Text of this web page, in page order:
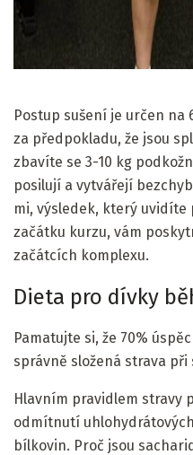
Postup sušení je určen
za předpokladu, že jsou
zbavíte se 3-10 kg
posilují a vytvářejí
mi, výsledek, který
začátku kurzu, vám
začátcích komplexu.
Dieta pro dívky
Pamatujte si, že 70%
správně složená strava
Hlavním pravidlem stravy
odmítnutí
bílkovin. Proč jsou